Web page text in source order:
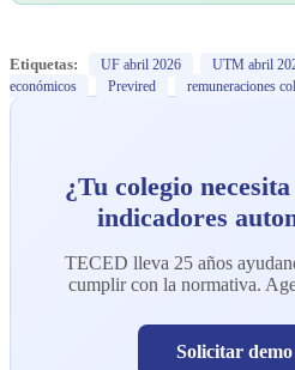
Etiquetas: UF abril 2026 UTM abril
económicos
Previred remuneraciones
¿Tu colegio
indicadores
TECED lleva 25 años
cumplir con la normativa.
Solicitar